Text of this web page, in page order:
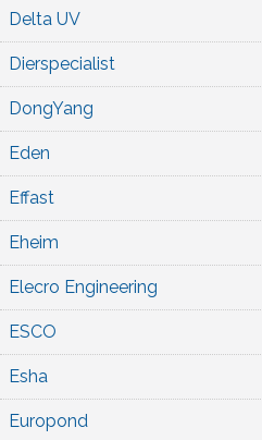
Delta UV
Dierspecialist
DongYang
Eden
Effast
Eheim
Elecro Engineering
ESCO
Esha
Europond